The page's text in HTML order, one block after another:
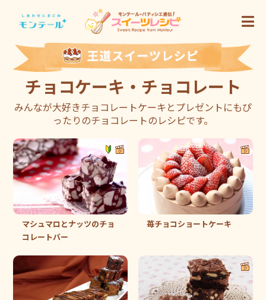
チョコケーキ・チョコレート
みんなが大好きチョコレートケーキとプレゼントにもぴ
ったりのチョコレートのレシピです。
マシュマロとナッツのチョ
コレートバー
苺チョコショートケーキ